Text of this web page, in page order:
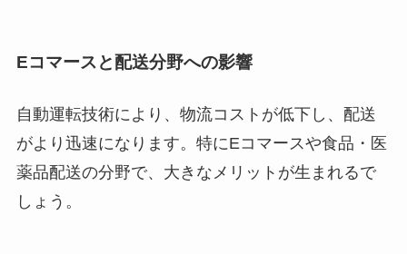
Eコマースと配送分野への影響
自動運転技術により、物流コストが低下し、配送
がより迅速になります。特にEコマースや食品・医
薬品配送の分野で、大きなメリットが生まれるで
しょう。